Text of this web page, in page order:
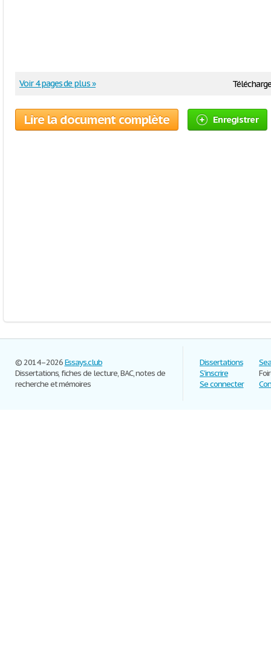
Voir 4 pages de plus »
Lire la document complète Enregistrer
© 2014–2026Essays.club
Dissertations, fiches de lecture, BAC, notes de
recherche et mémoires
Dissertations
S'inscrire
Se connecter